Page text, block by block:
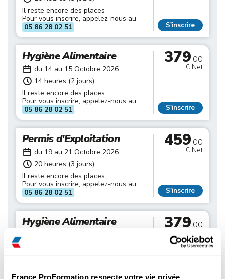
France ProFormation respecte votre vie privée ...
Il reste encore des places
Pour vous inscrire, appelez-nous au
05 86 28 02 51 . S'inscrire
Hygiène Alimentaire
du 14 au 15 Octobre 2026
14 heures (2 jours)
Il reste encore des places
Pour vous inscrire, appelez-nous au
05 86 28 02 51 .
379.00
€ Net
S'inscrire
Permis d'Exploitation
du 19 au 21 Octobre 2026
20 heures (3 jours)
Il reste encore des places
Pour vous inscrire, appelez-nous au
05 86 28 02 51 .
459.00
€ Net
S'inscrire
Hygiène Alimentaire
Il reste encore des places
05 86 28 02 51 .
379.00
S'inscrire